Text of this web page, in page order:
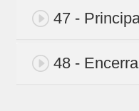
47 -
48 -